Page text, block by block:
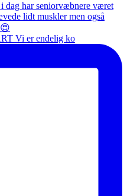
Vi er endelig ko